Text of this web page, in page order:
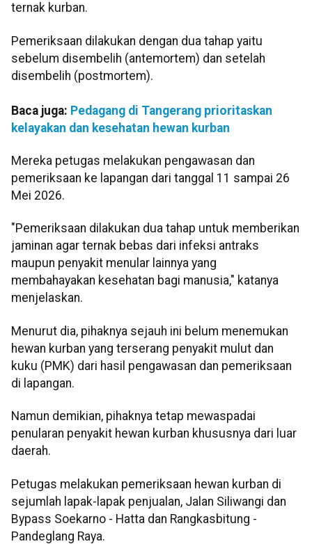
ternak kurban.
Pemeriksaan dilakukan dengan dua tahap yaitu
sebelum disembelih (antemortem) dan setelah
disembelih (postmortem).
Baca juga: Pedagang di Tangerang prioritaskan
kelayakan dan kesehatan hewan kurban
Mereka petugas melakukan pengawasan dan
pemeriksaan ke lapangan dari tanggal 11 sampai 26
Mei 2026.
"Pemeriksaan dilakukan dua tahap untuk memberikan
jaminan agar ternak bebas dari infeksi antraks
maupun penyakit menular lainnya yang
membahayakan kesehatan bagi manusia," katanya
menjelaskan.
Menurut dia, pihaknya sejauh ini belum menemukan
hewan kurban yang terserang penyakit mulut dan
kuku (PMK) dari hasil pengawasan dan pemeriksaan
di lapangan.
Namun demikian, pihaknya tetap mewaspadai
penularan penyakit hewan kurban khususnya dari luar
daerah.
Petugas melakukan pemeriksaan hewan kurban di
sejumlah lapak-lapak penjualan, Jalan Siliwangi dan
Bypass Soekarno - Hatta dan Rangkasbitung -
Pandeglang Raya.